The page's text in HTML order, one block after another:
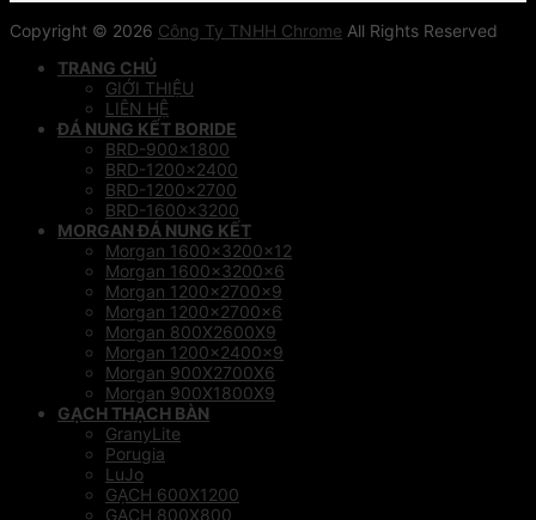
Copyright © 2026 Công Ty TNHH Chrome All Rights Reserved
TRANG CHỦ
GIỚI THIỆU
LIÊN HỆ
ĐÁ NUNG KẾT BORIDE
BRD-900×1800
BRD-1200×2400
BRD-1200×2700
BRD-1600×3200
MORGAN ĐÁ NUNG KẾT
Morgan 1600x3200x12
Morgan 1600x3200x6
Morgan 1200x2700x9
Morgan 1200x2700x6
Morgan 800X2600X9
Morgan 1200x2400x9
Morgan 900X2700X6
Morgan 900X1800X9
GẠCH THẠCH BÀN
GranyLite
Porugia
LuJo
GẠCH 600X1200
GẠCH 800X800